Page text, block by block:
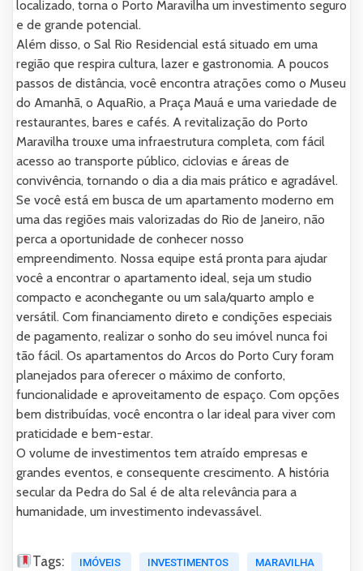
localizado, torna o Porto Maravilha um investimento seguro
e de grande potencial.
Além disso, o Sal Rio Residencial está situado em uma
região que respira cultura, lazer e gastronomia. A poucos
passos de distância, você encontra atrações como o Museu
do Amanhã, o AquaRio, a Praça Mauá e uma variedade de
restaurantes, bares e cafés. A revitalização do Porto
Maravilha trouxe uma infraestrutura completa, com fácil
acesso ao transporte público, ciclovias e áreas de
convivência, tornando o dia a dia mais prático e agradável.
Se você está em busca de um apartamento moderno em
uma das regiões mais valorizadas do Rio de Janeiro, não
perca a oportunidade de conhecer nosso
empreendimento. Nossa equipe está pronta para ajudar
você a encontrar o apartamento ideal, seja um studio
compacto e aconchegante ou um sala/quarto amplo e
versátil. Com financiamento direto e condições especiais
de pagamento, realizar o sonho do seu imóvel nunca foi
tão fácil. Os apartamentos do Arcos do Porto Cury foram
planejados para oferecer o máximo de conforto,
funcionalidade e aproveitamento de espaço. Com opções
bem distribuídas, você encontra o lar ideal para viver com
praticidade e bem-estar.
O volume de investimentos tem atraído empresas e
grandes eventos, e consequente crescimento. A história
secular da Pedra do Sal é de alta relevância para a
humanidade, um investimento indevassável.
Tags: IMÓVEIS INVESTIMENTOS
MARAVILHA